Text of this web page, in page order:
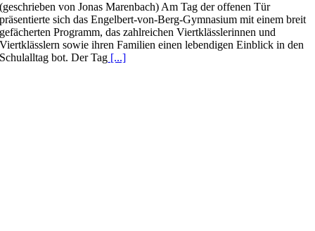
(geschrieben von Jonas Marenbach) Am Tag der offenen Tür
präsentierte sich das Engelbert-von-Berg-Gymnasium mit einem breit
gefächerten Programm, das zahlreichen Viertklässlerinnen und
Viertklässlern sowie ihren Familien einen lebendigen Einblick in den
Schulalltag bot. Der Tag [...]